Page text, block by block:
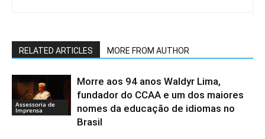
RELATED ARTICLES MORE FROM AUTHOR
Assessoria de
Imprensa
Morre aos 94 anos Waldyr Lima,
fundador do CCAA e um dos maiores
nomes da educação de idiomas no
Brasil